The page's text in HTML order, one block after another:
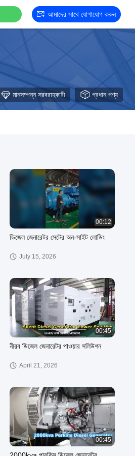
আমাদের সাথে যোগাযোগ করুন
মানসম্পন্ন সরবরাহকারী প্রধান পণ্য
00:12
ডিজেল জেনারেটর সেটের অন-সাইট লোডিং
July 15, 2026
00:45
নীরব ডিজেল জেনারেটর পাওয়ার সলিউশন
April 21, 2026
00:45